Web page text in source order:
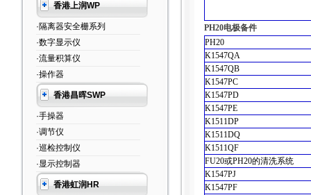
香港上润WP
·隔离器安全栅系列
·数字显示仪
·流量积算仪
·操作器
香港昌晖SWP
·手操器
·调节仪
·巡检控制仪
·显示控制器
香港虹润HR
PH20电极备件
PH20
K1547QA
K1547QB
K1547PC
K1547PD
K1547PE
K1511DP
K1511DQ
K1511QF
FU20或PH20的清洗系统
K1547PJ
K1547PF